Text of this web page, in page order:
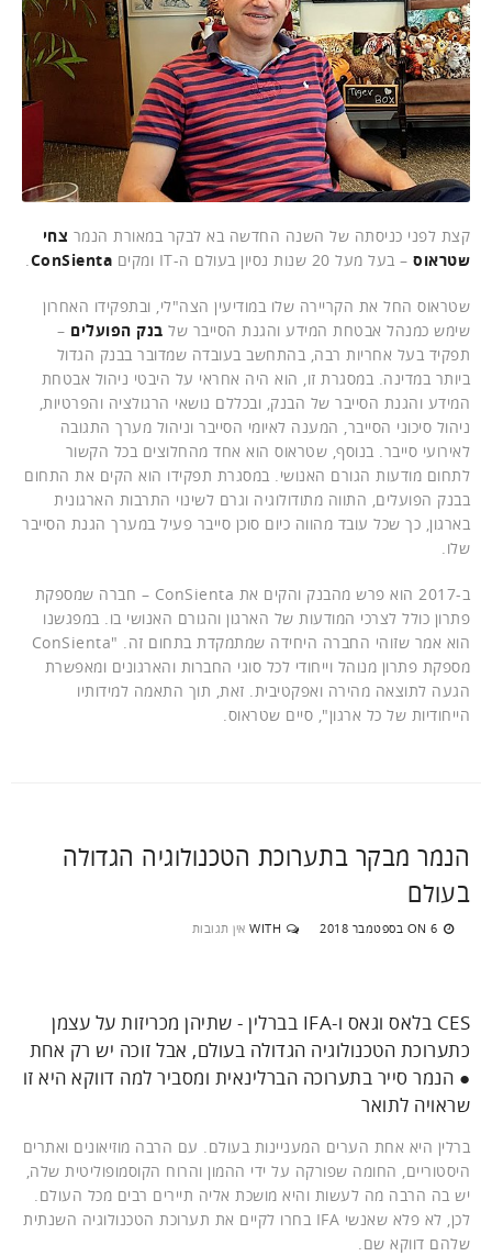
קצת לפני כניסתה של השנה החדשה בא לבקר במאורת הנמר צחי
שטראוס – בעל מעל 20 שנות נסיון בעולם ה-IT ומקים ConSienta
.
שטראוס החל את הקריירה שלו במודיעין הצה"לי, ובתפקידו האחרון
שימש כמנהל אבטחת המידע והגנת הסייבר של בנק הפועלים –
תפקיד בעל אחריות רבה, בהתחשב בעובדה שמדובר בבנק הגדול
ביותר במדינה. במסגרת זו, הוא היה אחראי על היבטי ניהול אבטחת
המידע והגנת הסייבר של הבנק, ובכללם נושאי הרגולציה והפרטיות,
ניהול סיכוני הסייבר, המענה לאיומי הסייבר וניהול מערך התגובה
לאירועי סייבר. בנוסף, שטראוס הוא אחד מהחלוצים בכל הקשור
לתחום מודעות הגורם האנושי. במסגרת תפקידו הוא הקים את התחום
בבנק הפועלים, התווה מתודולוגיה וגרם לשינוי התרבות הארגונית
בארגון, כך שכל עובד מהווה כיום סוכן סייבר פעיל במערך הגנת הסייבר
שלו.
ב-2017 הוא פרש מהבנק והקים את ConSienta – חברה שמספקת
פתרון כולל לצרכי המודעות של הארגון והגורם האנושי בו. במפגשנו
הוא אמר שזוהי החברה היחידה שמתמקדת בתחום זה. "ConSienta
מספקת פתרון מנוהל וייחודי לכל סוגי החברות והארגונים ומאפשרת
הגעה לתוצאה מהירה ואפקטיבית. זאת, תוך התאמה למידותיו
הייחודיות של כל ארגון", סיים שטראוס.
הנמר מבקר בתערוכת הטכנולוגיה הגדולה
בעולם
ON 6 בספטמבר 2018 WITH אין תגובות
CES בלאס וגאס ו-IFA בברלין - שתיהן מכריזות על עצמן
כתערוכת הטכנולוגיה הגדולה בעולם, אבל זוכה יש רק אחת
● הנמר סייר בתערוכה הברלינאית ומסביר למה דווקא היא זו
שראויה לתואר
ברלין היא אחת הערים המעניינות בעולם. עם הרבה מוזיאונים ואתרים
היסטוריים, החומה שפורקה על ידי ההמון והרוח הקוסמופוליטית שלה,
יש בה הרבה מה לעשות והיא מושכת אליה תיירים רבים מכל העולם.
לכן, לא פלא שאנשי IFA בחרו לקיים את תערוכת הטכנולוגיה השנתית
שלהם דווקא שם.